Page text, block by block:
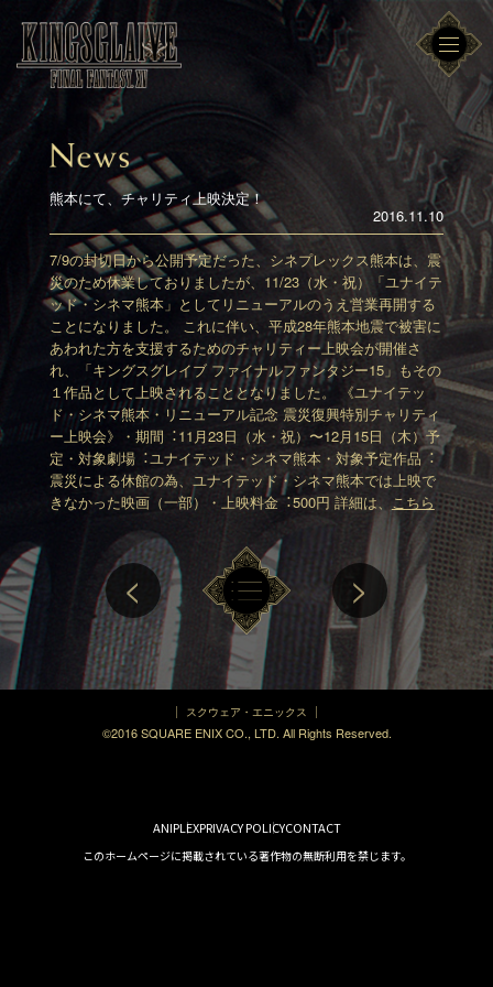
熊本にて、チャリティ上映決定！
2016.11.10
7/9の封切日から公開予定だった、シネプレックス熊本は、震
災のため休業しておりましたが、 11/23（水・祝）「ユナイテ
ッド・シネマ熊本」としてリニューアルのうえ営業再開する
ことになりました。
これに伴い、平成28年熊本地震で被害に
あわれた方を支援するためのチャリティー上映会が開催さ
れ、
「キングスグレイブ ファイナルファンタジー15」もその
１作品として上映されることとなりました。
《ユナイテッ
ド・シネマ熊本・リニューアル記念 震災復興特別チャリティ
ー上映会》
・期間︓11月23日（水・祝）〜12月15日（木）予
定 ・対象劇場︓ユナイテッド・シネマ熊本・対象予定作品︓
震災による休館の為、ユナイテッド・シネマ熊本では上映で
きなかった映画（一部）
・上映料⾦︓500円 詳細は、 こちら
< >
スクウェア・エニックス
©2016 SQUARE ENIX CO., LTD. All Rights Reserved.
ANIPLEXPRIVACY POLICYCONTACT
このホームページに掲載されている著作物の無断利用を禁じます。